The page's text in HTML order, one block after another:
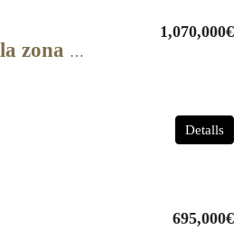
Fabulosa casa adosada en la zona de Els Ametllets, a solo unos minutos del centro. – 11408
1,070,000€
Detalls
695,000€